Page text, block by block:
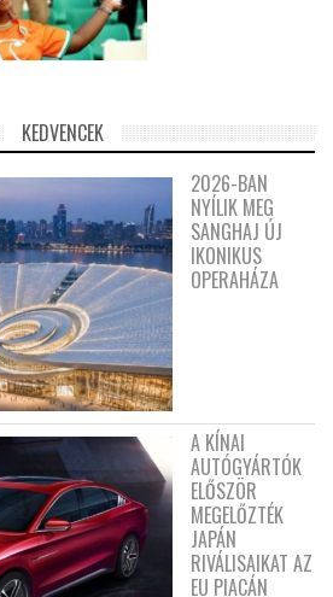
KEDVENCEK
2026-BAN
NYÍLIK MEG
SANGHAJ ÚJ
IKONIKUS
OPERAHÁZA
A KÍNAI
AUTÓGYÁRTÓK
ELŐSZÖR
MEGELŐZTÉK
JAPÁN
RIVÁLISAIKAT AZ
EU PIACÁN